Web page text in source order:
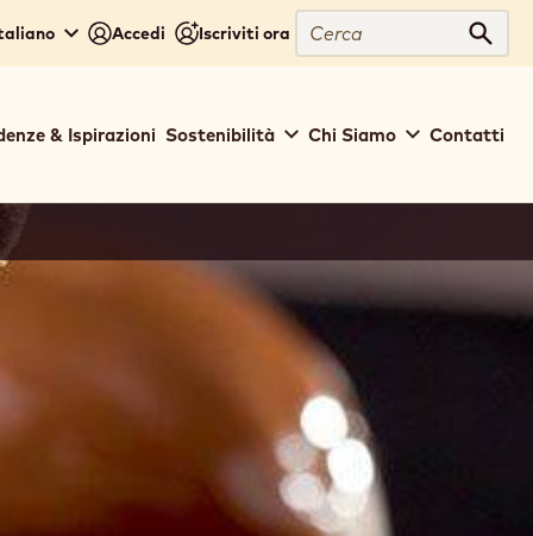
Accedi Iscriviti ora
Cerca
& Ispirazioni Sostenibilità Chi Siamo Contatti